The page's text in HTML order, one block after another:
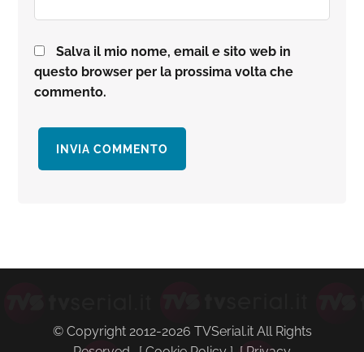
Salva il mio nome, email e sito web in
questo browser per la prossima volta che
commento.
primaria
© Copyright 2012-2026 TVSerial.it All Rights